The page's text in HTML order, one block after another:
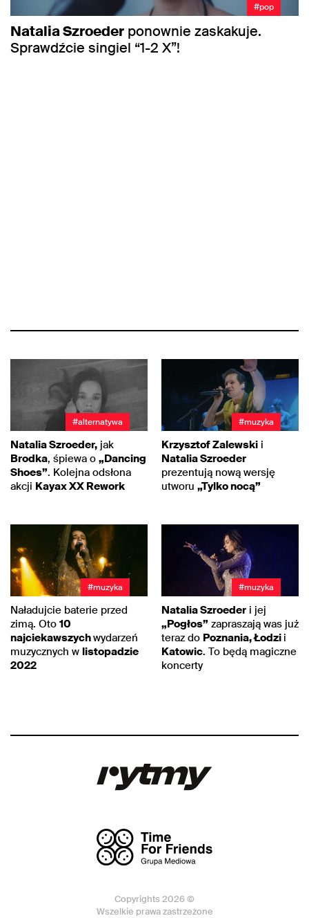
#pop
Natalia Szroeder ponownie zaskakuje.
Sprawdźcie singiel “1-2 X”!
#alternatywa
Natalia Szroeder, jak
Brodka, śpiewa o „Dancing
Shoes”. Kolejna odsłona
akcji Kayax XX Rework
#muzyka
Krzysztof Zalewski i
Natalia Szroeder
prezentują nową wersję
utworu „Tylko nocą”
#muzyka
Naładujcie baterie przed
zimą. Oto 10
najciekawszychwydarzeń
muzycznych w listopadzie
2022
#muzyka
Natalia Szroeder i jej
„Pogłos” zapraszają was już
teraz do Poznania, Łodzi i
Katowic. To będą magiczne
koncerty
Copyrights 2026 ©
Wszelkie prawa zastrzeżone